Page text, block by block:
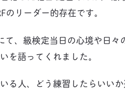
リーダー的存在です。
、級検定当日の心境や日々
を語ってくれました。
る人、どう練習したらいい